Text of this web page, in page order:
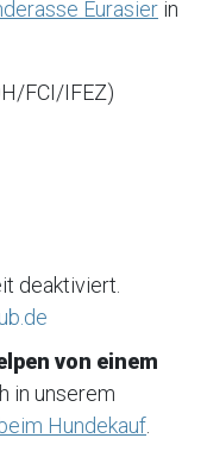
Eurasier in
FCI/IFEZ)
deaktiviert.
von einem
in unserem
Hundekauf